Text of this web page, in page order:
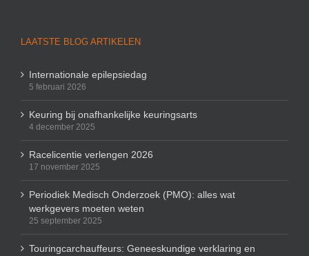
LAATSTE BLOG ARTIKELEN
Internationale epilepsiedag
5 februari 2026
Keuring bij onafhankelijke keuringsarts
4 december 2025
Racelicentie verlengen 2026
17 november 2025
Periodiek Medisch Onderzoek (PMO): alles wat
werkgevers moeten weten
25 september 2025
Touringcarchauffeurs: Geneeskundige verklaring en